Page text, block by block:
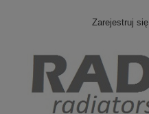
Zarejestruj się